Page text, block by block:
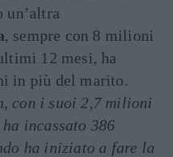
un’altra
, sempre con 8 milioni
12 mesi, ha
in più del marito.
con i suoi 2,7 milioni
incassato 386
ha iniziato a fare la